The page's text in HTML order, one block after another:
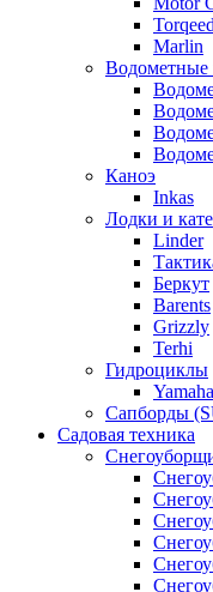
Marlin
Водометные
Каноэ
Inkas
Лодки и
Linder
Беркут
Barents
Grizzly
Terhi
Гидроциклы
Yamaha
Сапборды
Садовая техника